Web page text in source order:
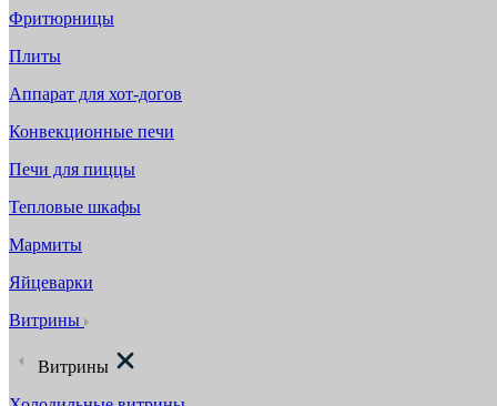
Фритюрницы
Плиты
Аппарат для хот-догов
Конвекционные печи
Печи для пиццы
Тепловые шкафы
Мармиты
Яйцеварки
Витрины
Витрины